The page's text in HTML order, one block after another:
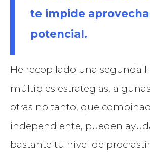
te impide
potencial.
He recopilado una segunda
múltiples estrategias,
otras no tanto, que
independiente, pueden
bastante tu nivel de